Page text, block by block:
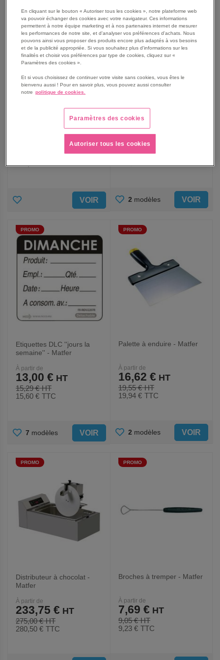
Prep Chef outil presse-
purée à levier seul -Matfer
159,64 € TTC
AJOUTER
FAVORIS
VOIR
Cocotte ovale rouge
couvercle - Matfer
À partir de
199,25 €
169,36 €
AJOUTER
FAVORIS
2 modèles VOIR
PROMO
Etiquettes DLC ''jours la
semaine'' - Matfer
À partir de
15,29 €
13,00 €
15,60 € TTC
AJOUTER
FAVORIS
7 modèles VOIR
PROMO
Palette à enduire - Matfer
À partir de
19,55 €
16,62 €
19,94 € TTC
AJOUTER
FAVORIS
2 modèles VOIR
PROMO
Distributeur à chocolat -
Matfer
À partir de
275,00 €
233,75 €
280,50 € TTC
PROMO
Broches à tremper - Matfer
À partir de
9,05 €
7,69 €
9,23 € TTC
En cliquant sur le bouton « Autoriser tous les cookies », notre plateforme web
va pouvoir échanger des cookies avec votre navigateur. Ces informations
permettent à notre équipe marketing et à nos partenaires internet de mesurer
les performances de notre site, et d'analyser vos préférences d'achats. Nous
pouvons ainsi vous proposer des produits encore plus adaptés à vos besoins
et de la publicité appropriée. Si vous souhaitez plus d'informations sur les
finalités et choisir vos préférences par type de cookies, cliquez sur «
Paramètres des cookies ».
Et si vous choisissez de continuer votre visite sans cookies, vous êtes le
bienvenu aussi ! Pour en savoir plus, vous pouvez aussi consulter
notre politique de cookies.
Paramètres des cookies
Autoriser tous les cookies